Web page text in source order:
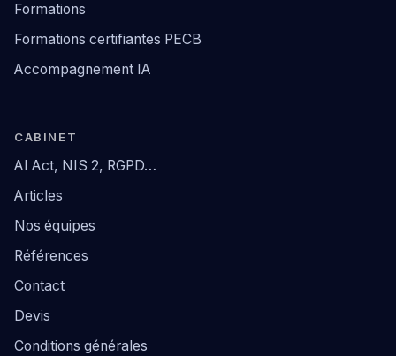
Formations
Formations certifiantes PECB
Accompagnement IA
CABINET
AI Act, NIS 2, RGPD…
Articles
Nos équipes
Références
Contact
Devis
Conditions générales